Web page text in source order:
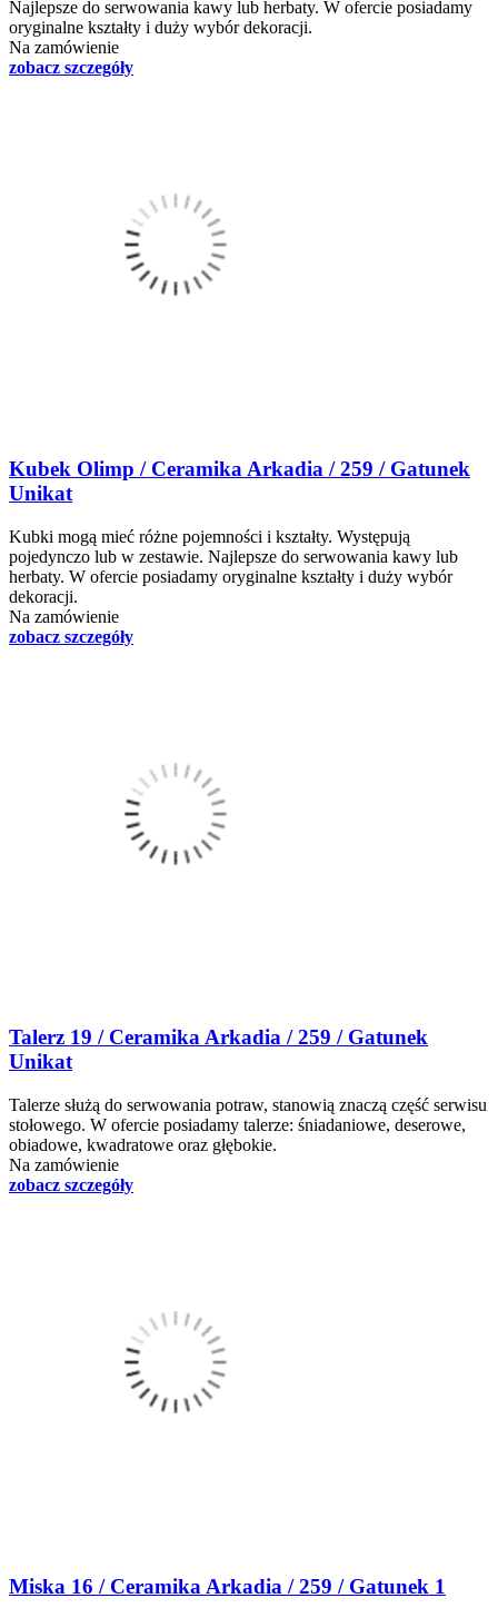
Najlepsze do serwowania kawy lub herbaty. W ofercie posiadamy
oryginalne kształty i duży wybór dekoracji.
Na zamówienie
zobacz szczegóły
Kubek Olimp / Ceramika Arkadia / 259 / Gatunek
Unikat
Kubki mogą mieć różne pojemności i kształty. Występują
pojedynczo lub w zestawie. Najlepsze do serwowania kawy lub
herbaty. W ofercie posiadamy oryginalne kształty i duży wybór
dekoracji.
Na zamówienie
zobacz szczegóły
Talerz 19 / Ceramika Arkadia / 259 / Gatunek
Unikat
Talerze służą do serwowania potraw, stanowią znaczą część serwisu
stołowego. W ofercie posiadamy talerze: śniadaniowe, deserowe,
obiadowe, kwadratowe oraz głębokie.
Na zamówienie
zobacz szczegóły
Miska 16 / Ceramika Arkadia / 259 / Gatunek 1